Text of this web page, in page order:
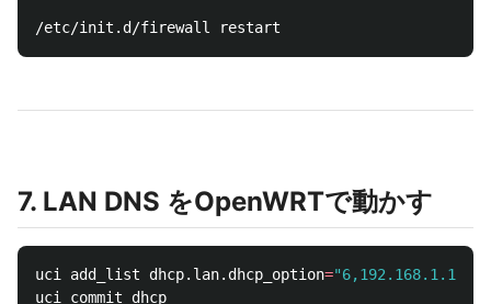
7. LAN DNS をOpenWRTで動かす
uci add_list dhcp.lan.dhcp_option="6,192.168.1.1"
uci commit dhcp